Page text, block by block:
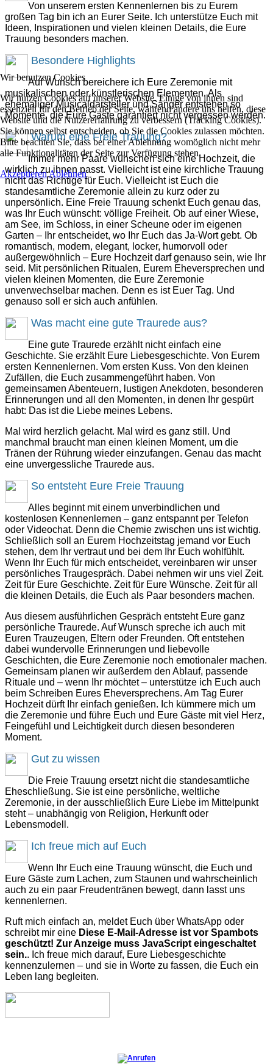
Von unserem ersten Kennenlernen bis zu Eurem
großen Tag bin ich an Eurer Seite. Ich unterstütze Euch mit
Ideen, Inspirationen und vielen kleinen Details, die Eure
Trauung besonders machen.
Besondere Highlights
Auf Wunsch bereichere ich Eure Zeremonie mit
musikalischen oder künstlerischen Elementen. Als
ehemaliger Musicaldarsteller und Sänger entstehen so
Momente, die Eure Gäste garantiert nicht vergessen werden.
Warum eine Freie Trauung?
Immer mehr Paare wünschen sich eine Hochzeit, die
wirklich zu ihnen passt. Vielleicht ist eine kirchliche Trauung
nicht das Richtige für Euch. Vielleicht ist Euch die
standesamtliche Zeremonie allein zu kurz oder zu
unpersönlich. Eine Freie Trauung schenkt Euch genau das,
was Ihr Euch wünscht: völlige Freiheit. Ob auf einer Wiese,
am See, im Schloss, in einer Scheune oder im eigenen
Garten – Ihr entscheidet, wo Ihr Euch das Ja-Wort gebt. Ob
romantisch, modern, elegant, locker, humorvoll oder
außergewöhnlich – Eure Hochzeit darf genauso sein, wie Ihr
seid. Mit persönlichen Ritualen, Eurem Eheversprechen und
vielen kleinen Momenten, die Eure Zeremonie
unverwechselbar machen. Denn es ist Euer Tag. Und
genauso soll er sich auch anfühlen.
Was macht eine gute Traurede aus?
Eine gute Traurede erzählt nicht einfach eine
Geschichte. Sie erzählt Eure Liebesgeschichte. Von Eurem
ersten Kennenlernen. Vom ersten Kuss. Von den kleinen
Zufällen, die Euch zusammengeführt haben. Von
gemeinsamen Abenteuern, lustigen Anekdoten, besonderen
Erinnerungen und all den Momenten, in denen Ihr gespürt
habt: Das ist die Liebe meines Lebens.
Mal wird herzlich gelacht. Mal wird es ganz still. Und
manchmal braucht man einen kleinen Moment, um die
Tränen der Rührung wieder einzufangen. Genau das macht
eine unvergessliche Traurede aus.
So entsteht Eure Freie Trauung
Alles beginnt mit einem unverbindlichen und
kostenlosen Kennenlernen – ganz entspannt per Telefon
oder Videochat. Denn die Chemie zwischen uns ist wichtig.
Schließlich soll an Eurem Hochzeitstag jemand vor Euch
stehen, dem Ihr vertraut und bei dem Ihr Euch wohlfühlt.
Wenn Ihr Euch für mich entscheidet, vereinbaren wir unser
persönliches Traugespräch. Dabei nehmen wir uns viel Zeit.
Zeit für Eure Geschichte. Zeit für Eure Wünsche. Zeit für all
die kleinen Details, die Euch als Paar besonders machen.
Aus diesem ausführlichen Gespräch entsteht Eure ganz
persönliche Traurede. Auf Wunsch spreche ich auch mit
Euren Trauzeugen, Eltern oder Freunden. Oft entstehen
dabei wundervolle Erinnerungen und liebevolle
Geschichten, die Eure Zeremonie noch emotionaler machen.
Gemeinsam planen wir außerdem den Ablauf, passende
Rituale und – wenn Ihr möchtet – unterstütze ich Euch auch
beim Schreiben Eures Eheversprechens. Am Tag Eurer
Hochzeit dürft Ihr einfach genießen. Ich kümmere mich um
die Zeremonie und führe Euch und Eure Gäste mit viel Herz,
Feingefühl und Leichtigkeit durch diesen besonderen
Moment.
Gut zu wissen
Die Freie Trauung ersetzt nicht die standesamtliche
Eheschließung. Sie ist eine persönliche, weltliche
Zeremonie, in der ausschließlich Eure Liebe im Mittelpunkt
steht – unabhängig von Religion, Herkunft oder
Lebensmodell.
Ich freue mich auf Euch
Wenn Ihr Euch eine Trauung wünscht, die Euch und
Eure Gäste zum Lachen, zum Staunen und wahrscheinlich
auch zu ein paar Freudentränen bewegt, dann lasst uns
kennenlernen.
Ruft mich einfach an, meldet Euch über WhatsApp oder
schreibt mir eine Diese E-Mail-Adresse ist vor Spambots
geschützt! Zur Anzeige muss JavaScript eingeschaltet
sein.. Ich freue mich darauf, Eure Liebesgeschichte
kennenzulernen – und sie in Worte zu fassen, die Euch ein
Leben lang begleiten.
Wir benutzen Cookies
Wir nutzen Cookies auf unserer Website. Einige von ihnen sind
essenziell für den Betrieb der Seite, während andere uns helfen, diese
Website und die Nutzererfahrung zu verbessern (Tracking Cookies).
Sie können selbst entscheiden, ob Sie die Cookies zulassen möchten.
Bitte beachten Sie, dass bei einer Ablehnung womöglich nicht mehr
alle Funktionalitäten der Seite zur Verfügung stehen.
AkzeptierenAblehnen